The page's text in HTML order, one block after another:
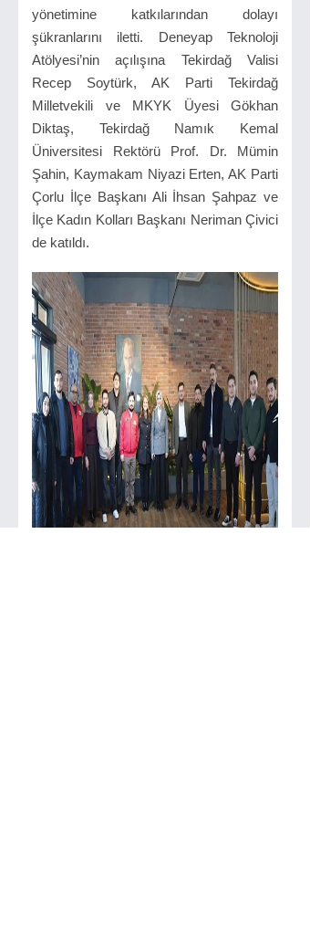
yönetimine katkılarından dolayı
şükranlarını iletti. Deneyap Teknoloji
Atölyesi’nin açılışına Tekirdağ Valisi
Recep Soytürk, AK Parti Tekirdağ
Milletvekili ve MKYK Üyesi Gökhan
Diktaş, Tekirdağ Namık Kemal
Üniversitesi Rektörü Prof. Dr. Mümin
Şahin, Kaymakam Niyazi Erten, AK Parti
Çorlu İlçe Başkanı Ali İhsan Şahpaz ve
İlçe Kadın Kolları Başkanı Neriman Çivici
de katıldı.